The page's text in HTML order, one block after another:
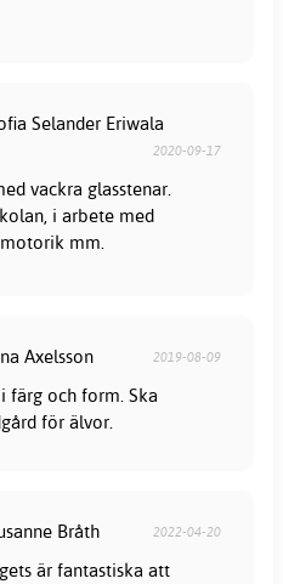
Selander Eriwala
2020-09-17
vackra glasstenar.
i arbete med
mm.
Axelsson 2019-08-09
färg och form. Ska
för älvor.
Bråth 2022-04-20
är fantastiska att